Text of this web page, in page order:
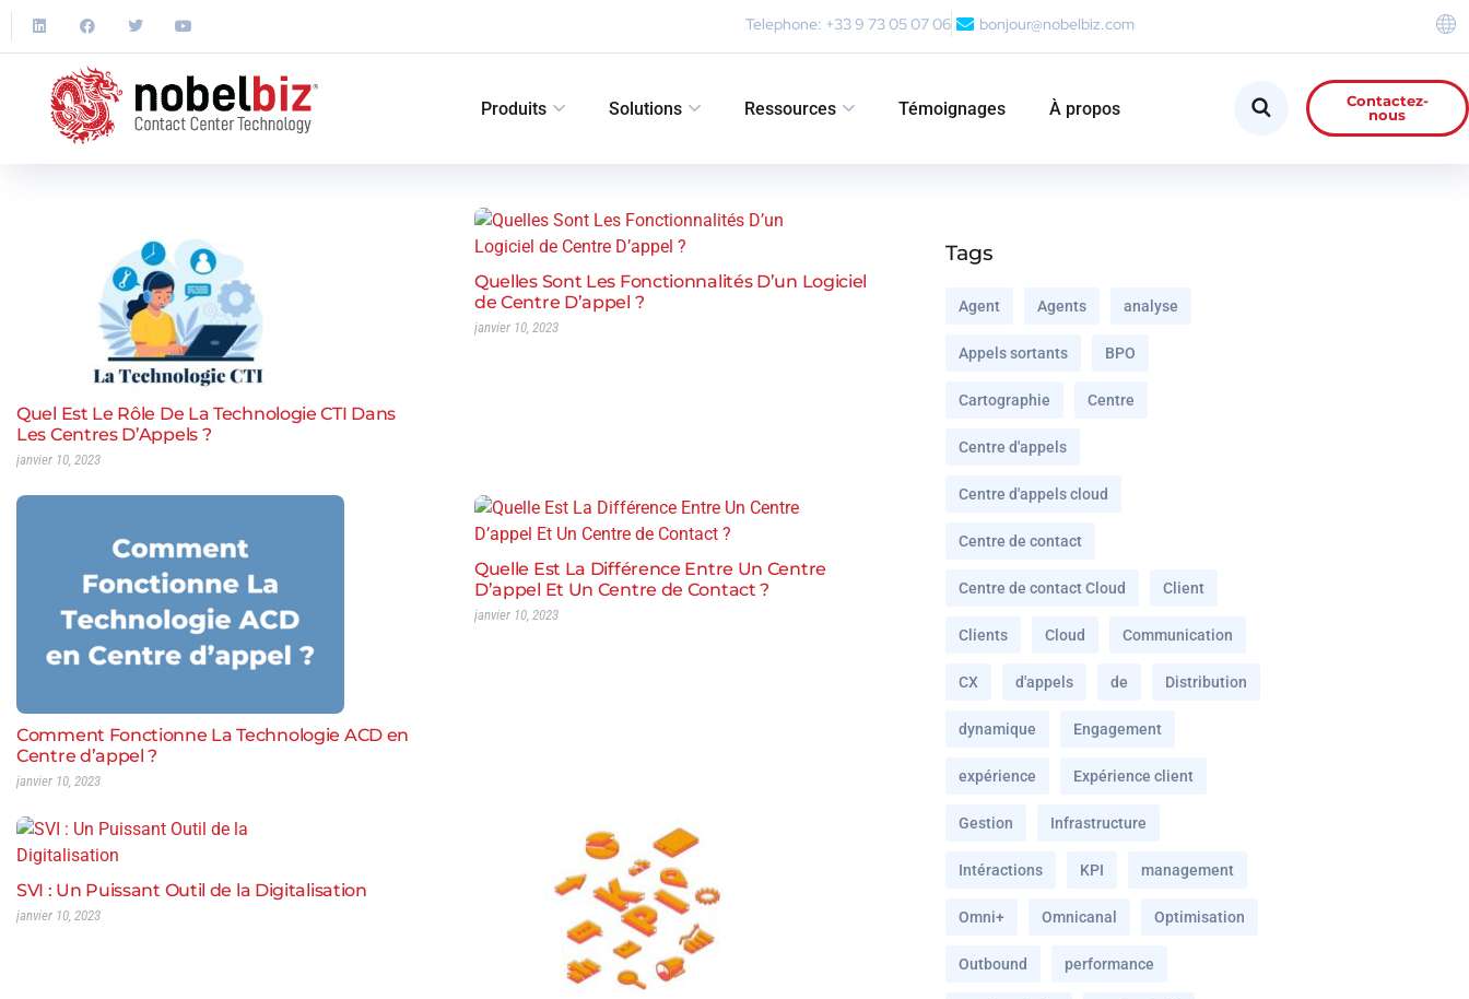
Telephone: +33 9 73 05 07 06 bonjour@nobelbiz.com
Produits Solutions Ressources Témoignages À propos
Contactez-
nous
Quel Est Le Rôle De La Technologie CTI Dans
Les Centres D’Appels ?
janvier 10, 2023
Quelles Sont Les Fonctionnalités D’un Logiciel
de Centre D’appel ?
janvier 10, 2023
Comment Fonctionne La Technologie ACD en
Centre d’appel ?
janvier 10, 2023
Quelle Est La Différence Entre Un Centre
D’appel Et Un Centre de Contact ?
janvier 10, 2023
SVI : Un Puissant Outil de la Digitalisation
janvier 10, 2023
Tags
Agent Agents analyse
Appels sortants BPO
Cartographie Centre
Centre d'appels
Centre d'appels cloud
Centre de contact
Centre de contact Cloud Client
Clients Cloud Communication
CX d'appels de Distribution
dynamique Engagement
expérience Expérience client
Gestion Infrastructure
Intéractions KPI management
Omni+ Omnicanal Optimisation
Outbound performance